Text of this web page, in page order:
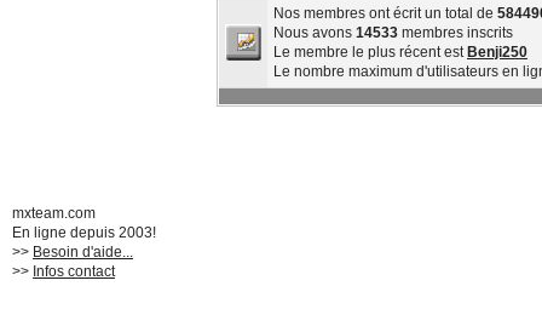
Nos membres ont écrit un total de
Nous avons 14533membres inscrits
Le membre le plus récent est Benji250
Le nombre maximum d'utilisateurs en
mxteam.com
En ligne depuis 2003!
>> Besoin d'aide...
>> Infos contact